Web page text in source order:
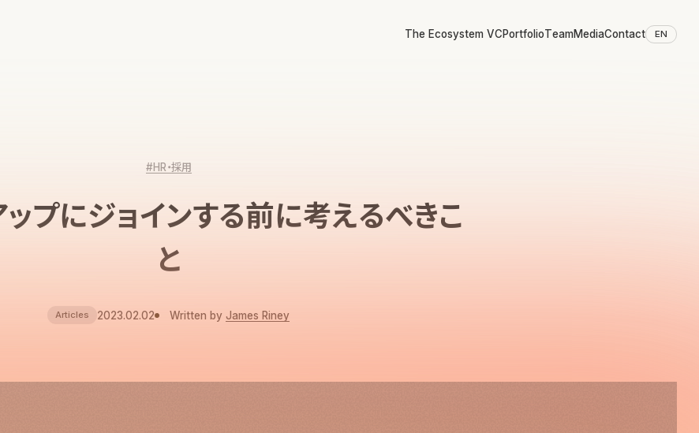
The Ecosystem VCPortfolioTeamMediaContact EN
#HR・採用
プにジョインする前に考えるべきこ
と
Articles 2023.02.02 Written byJames Riney